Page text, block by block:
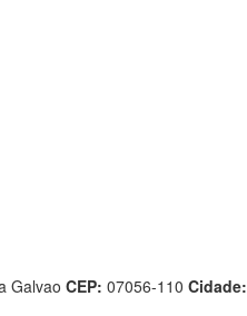
Galvao CEP: 07056-110 Cidade: